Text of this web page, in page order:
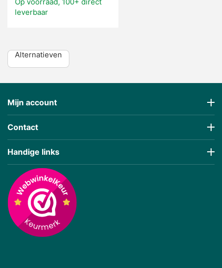
leverbaar
Alternatieven
Mijn account
Contact
Handige links